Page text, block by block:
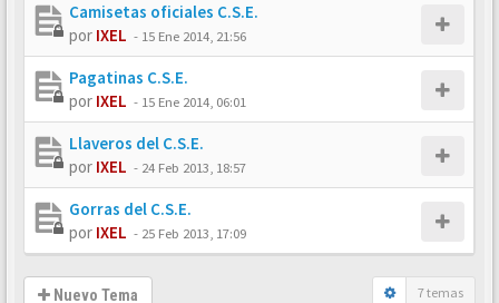
Camisetas oficiales C.S.E.
por IXEL - 15 Ene 2014, 21:56
Pagatinas C.S.E.
por IXEL - 15 Ene 2014, 06:01
Llaveros del C.S.E.
por IXEL - 24 Feb 2013, 18:57
Gorras del C.S.E.
por IXEL - 25 Feb 2013, 17:09
Nuevo Tema 7 temas